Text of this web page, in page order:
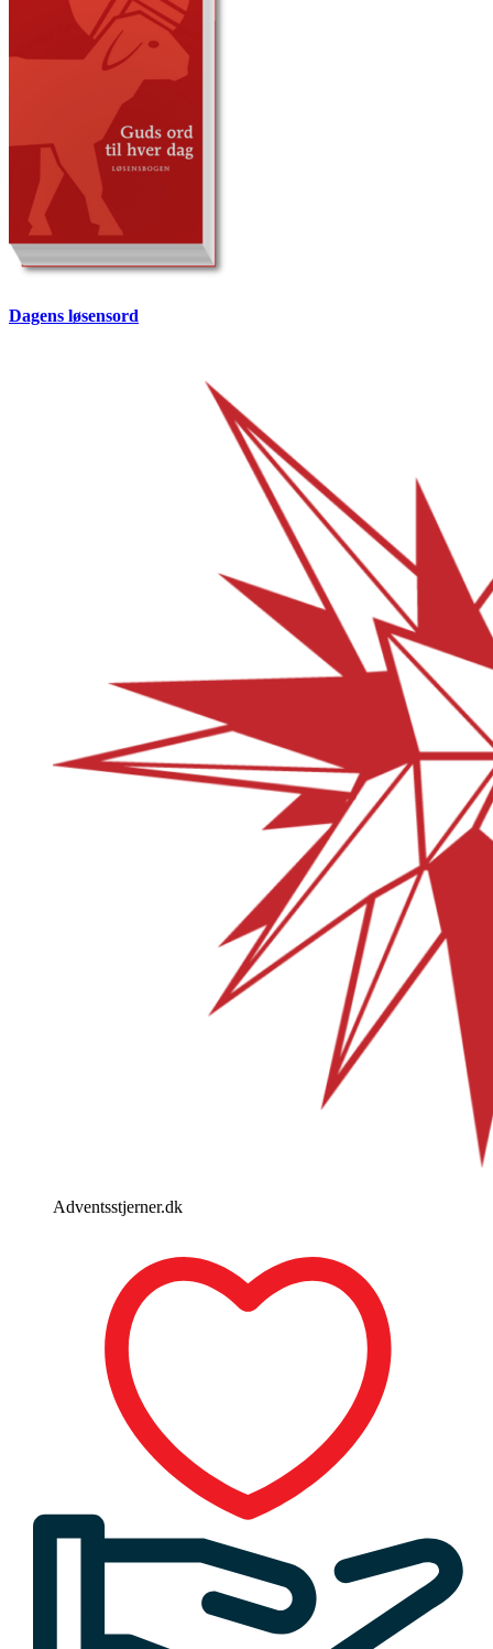
Dagens løsensord
Adventsstjerner.dk